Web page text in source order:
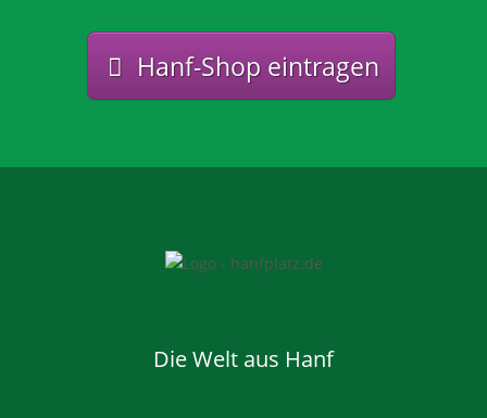
Hanf-Shop eintragen
Die Welt aus Hanf